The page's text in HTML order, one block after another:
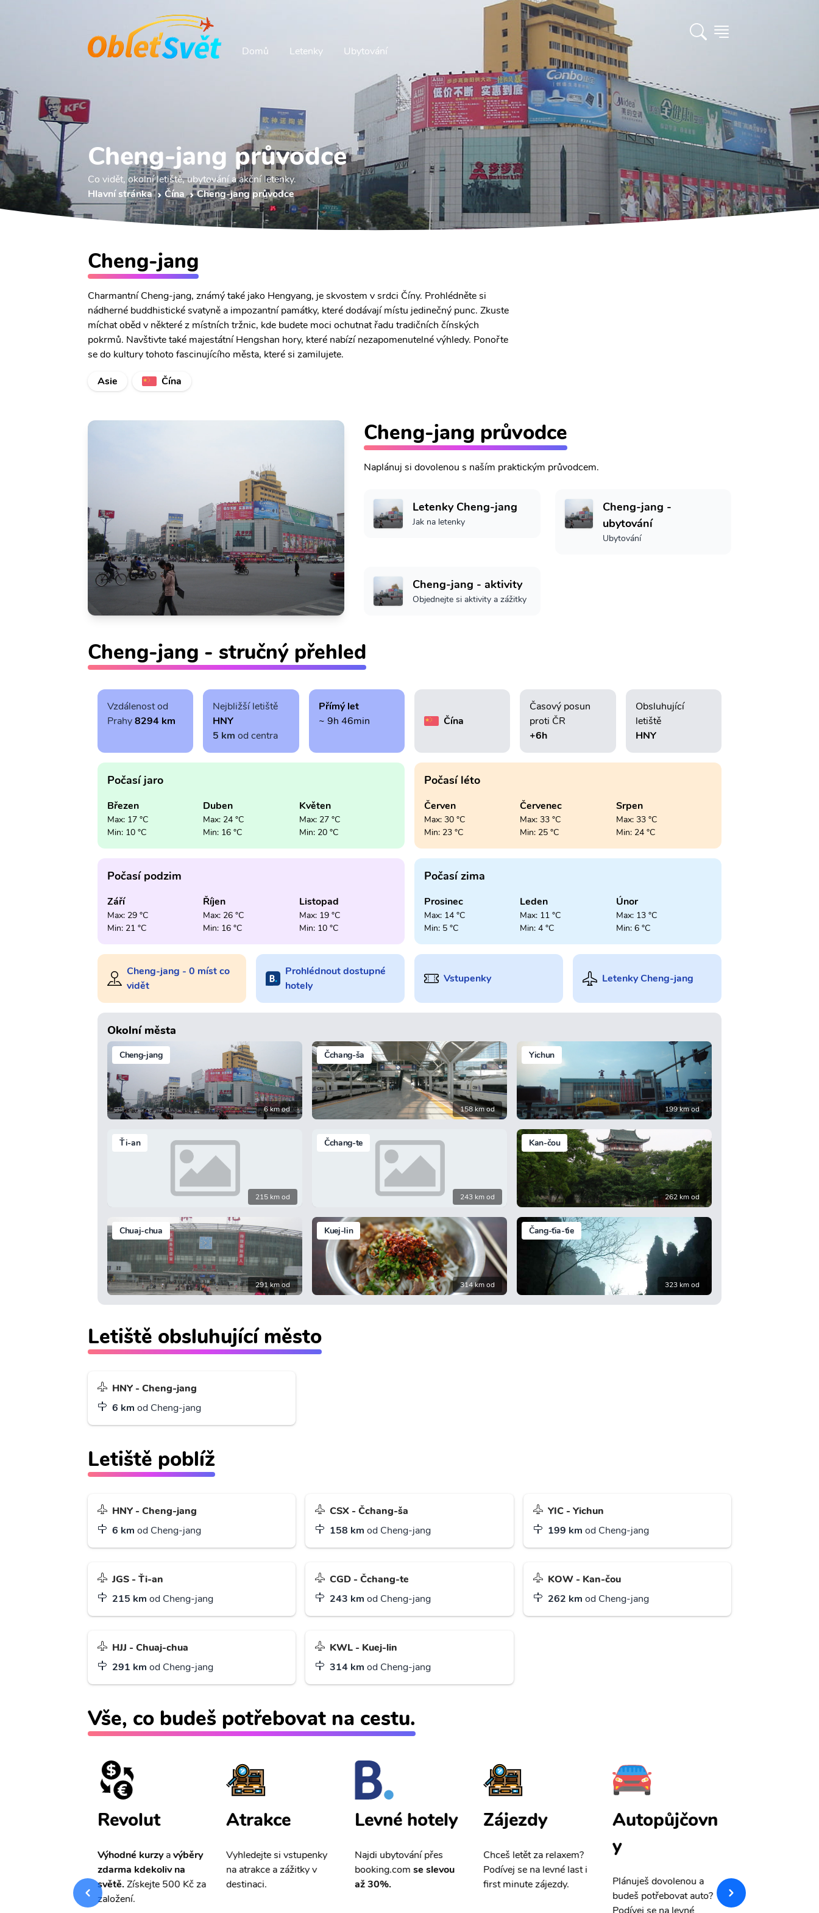
Domů Letenky Ubytování
Cheng-jang průvodce
Co vidět, okolní letiště, ubytování a akční letenky.
Hlavní stránka
Čína Cheng-jang průvodce
Cheng-jang
Charmantní Cheng-jang, známý také jako Hengyang, je skvostem v srdci Číny. Prohlédněte si
nádherné buddhistické svatyně a impozantní památky, které dodávají místu jedinečný punc. Zkuste
míchat oběd v některé z místních tržnic, kde budete moci ochutnat řadu tradičních čínských
pokrmů. Navštivte také majestátní Hengshan hory, které nabízí nezapomenutelné výhledy. Ponořte
se do kultury tohoto fascinujícího města, které si zamilujete.
Asie
Čína
Cheng-jang průvodce
Naplánuj si dovolenou s naším praktickým průvodcem.
Letenky Cheng-jang
Jak na letenky
Cheng-jang -
ubytování
Ubytování
Cheng-jang - aktivity
Objednejte si aktivity a zážitky
Cheng-jang - stručný přehled
Vzdálenost od
Prahy8294 km
Nejbližší letiště
HNY
5 km od centra
Přímý let
~ 9h 46min
Čína
Časový posun
proti ČR
+6h
Obsluhující
letiště
HNY
Počasí jaro
Březen
Max: 17 °C
Min: 10 °C
Duben
Max: 24 °C
Min: 16 °C
Květen
Max: 27 °C
Min: 20 °C
Počasí léto
Červen
Max: 30 °C
Min: 23 °C
Červenec
Max: 33 °C
Min: 25 °C
Srpen
Max: 33 °C
Min: 24 °C
Počasí podzim
Září
Max: 29 °C
Min: 21 °C
Říjen
Max: 26 °C
Min: 16 °C
Listopad
Max: 19 °C
Min: 10 °C
Počasí zima
Prosinec
Max: 14 °C
Min: 5 °C
Leden
Max: 11 °C
Min: 4 °C
Únor
Max: 13 °C
Min: 6 °C
Cheng-jang - 0 míst co
vidět
Prohlédnout dostupné
hotely
Vstupenky Letenky Cheng-jang
Okolní města
Cheng-jang
6 km od
Čchang-ša
158 km od
Yichun
199 km od
Ťi-an
215 km od
Čchang-te
243 km od
Kan-čou
262 km od
Chuaj-chua
291 km od
Kuej-lin
314 km od
Čang-ťia-ťie
323 km od
Letiště obsluhující město
HNY - Cheng-jang
6 km od Cheng-jang
Letiště poblíž
HNY - Cheng-jang
6 km od Cheng-jang
CSX - Čchang-ša
158 km od Cheng-jang
YIC - Yichun
199 km od Cheng-jang
JGS - Ťi-an
215 km od Cheng-jang
CGD - Čchang-te
243 km od Cheng-jang
KOW - Kan-čou
262 km od Cheng-jang
HJJ - Chuaj-chua
291 km od Cheng-jang
KWL - Kuej-lin
314 km od Cheng-jang
Vše, co budeš potřebovat na cestu.
Revolut
Výhodné kurzyavýběry
zdarma kdekoliv na
světě.Získejte 500 Kč za
založení.
Atrakce
Vyhledejte si vstupenky
na atrakce a zážitky v
destinaci.
Levné hotely
Najdi ubytování přes
booking.comse slevou
až 30%.
Zájezdy
Chceš letět za relaxem?
Podívej se na levné last i
first minute zájezdy.
Autopůjčovn
y
Plánuješ dovolenou a
budeš potřebovat auto?
pojištění a
storno.